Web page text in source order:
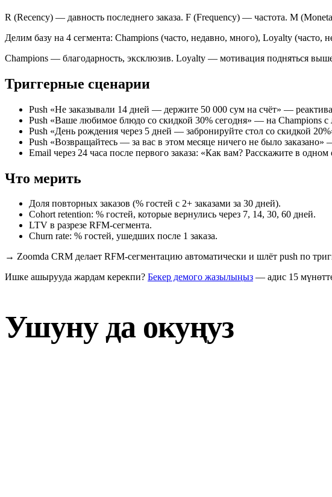
R (Recency) — давность последнего заказа. F (Frequency) — частота. M
Делим базу на 4 сегмента: Champions (часто, недавно, много), Loyalty
Champions — благодарность, эксклюзив. Loyalty — мотивация подняться
Триггерные сценарии
Push «Не заказывали 14 дней — держите 50 000 сум на счёт» —
Push «Ваше любимое блюдо со скидкой 30% сегодня» — на Champions
Push «День рождения через 5 дней — забронируйте стол со скидкой
Push «Возвращайтесь — за вас в этом месяце ничего не было
Email через 24 часа после первого заказа: «Как вам? Расскажите в
Что мерить
Доля повторных заказов (% гостей с 2+ заказами за 30 дней).
Cohort retention: % гостей, которые вернулись через 7, 14, 30, 60 дней.
LTV в разрезе RFM-сегмента.
Churn rate: % гостей, ушедших после 1 заказа.
→ Zoomda CRM делает RFM-сегментацию автоматически и шлёт push по
Ишке ашырууда жардам керекпи? Бекер демого жазылыңыз — адис 15
Ушуну да окуңуз